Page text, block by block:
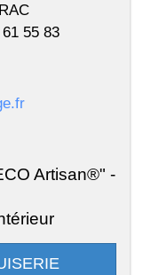
55 83
Artisan®" -